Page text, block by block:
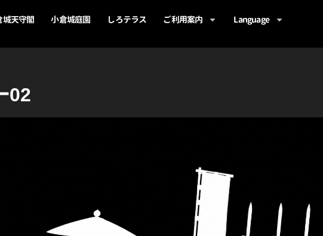
城天守閣 小倉城庭園 しろテラス ご利用案内 Language
02